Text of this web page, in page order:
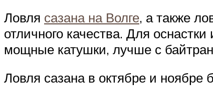
Ловля сазана на Волге, а также
отличного качества. Для
мощные катушки, лучше с
Ловля сазана в октябре и ноябре